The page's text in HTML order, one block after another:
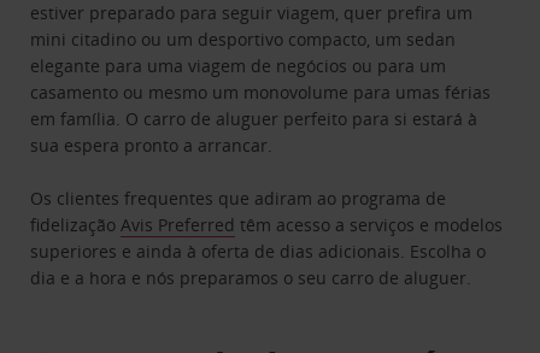
estiver preparado para seguir viagem, quer prefira um
mini citadino ou um desportivo compacto, um sedan
elegante para uma viagem de negócios ou para um
casamento ou mesmo um monovolume para umas férias
em família. O carro de aluguer perfeito para si estará à
sua espera pronto a arrancar.
Os clientes frequentes que adiram ao programa de
fidelizaçãoAvis Preferred têm acesso a serviços e modelos
superiores e ainda à oferta de dias adicionais. Escolha o
dia e a hora e nós preparamos o seu carro de aluguer.